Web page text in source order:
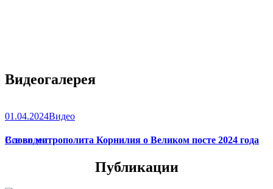
Видеогалерея
01.04.2024Видео
Слово митрополита Корнилия о Великом посте 2024 года
Все видео
Публикации